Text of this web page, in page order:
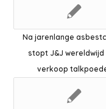
Na jarenlange
stopt J&J wereldwijd
verkoop